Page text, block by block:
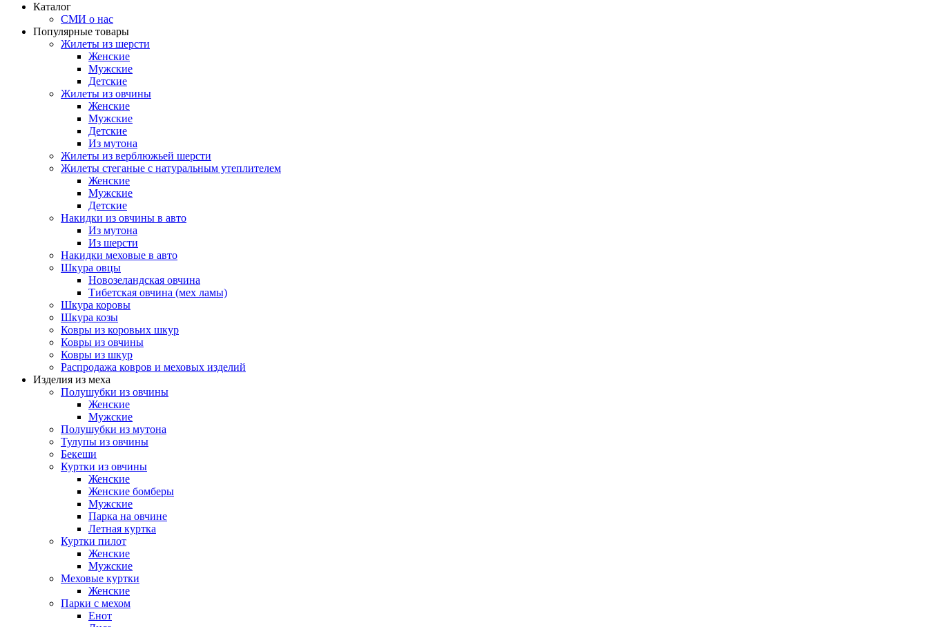
Каталог
СМИ о нас
Популярные товары
Жилеты из шерсти
Женские
Мужские
Детские
Жилеты из овчины
Женские
Мужские
Детские
Из мутона
Жилеты из верблюжьей шерсти
Жилеты стеганые с натуральным утеплителем
Женские
Мужские
Детские
Накидки из овчины в авто
Из мутона
Из шерсти
Накидки меховые в авто
Шкура овцы
Новозеландская овчина
Тибетская овчина (мех ламы)
Шкура коровы
Шкура козы
Ковры из коровьих шкур
Ковры из овчины
Ковры из шкур
Распродажа ковров и меховых изделий
Изделия из меха
Полушубки из овчины
Женские
Мужские
Полушубки из мутона
Тулупы из овчины
Бекеши
Куртки из овчины
Женские
Женские бомберы
Мужские
Парка на овчине
Летная куртка
Куртки пилот
Женские
Мужские
Меховые куртки
Женские
Парки с мехом
Енот